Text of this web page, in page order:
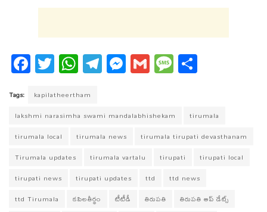
Fa
ce
bo
ok
T
wi
tt
er
W
ha
ts
A
pp
T
el
ra
m
M
es
ng
er
G
m
M
es
ge
Tags:
kapilatheertham
lakshmi narasimha swami mandalabhishekam
tirumala
tirumala local
tirumala news
tirumala tirupati devasthanam
Tirumala updates
tirumala vartalu tirupati
tirupati local
tirupati news
tirupati updates ttd
ttd news
ttd Tirumala
కపిలతీర్థం టీటీడీ తిరుపతి
తిరుపతి అప్ డేట్స్